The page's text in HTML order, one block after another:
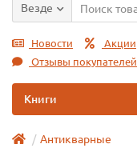
Везде
Новости Акции
Отзывы покупателей
Книги
Антикварные